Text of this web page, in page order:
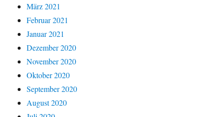
März 2021
Februar 2021
Januar 2021
Dezember 2020
November 2020
Oktober 2020
September 2020
August 2020